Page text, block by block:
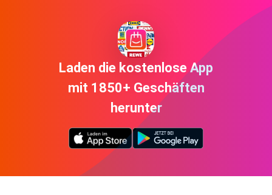
Laden die kostenlose App
mit 1850+ Geschäften
herunter